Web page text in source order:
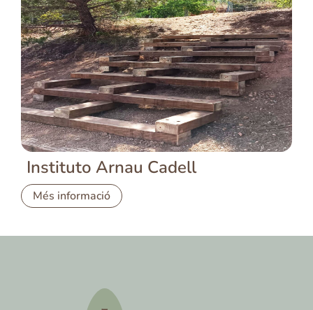
Instituto Arnau Cadell
Més informació